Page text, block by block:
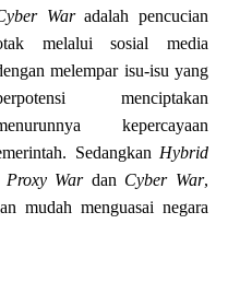
Waradalah pencucian
melalui sosial media
melempar isu-isu yang
menciptakan
kepercayaan
Sedangkan Hybrid
Proxy Wardan Cyber War,
mudah menguasai negara